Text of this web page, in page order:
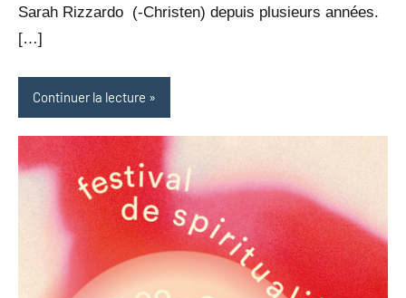
Sarah Rizzardo (-Christen) depuis plusieurs années.
[…]
Continuer la lecture